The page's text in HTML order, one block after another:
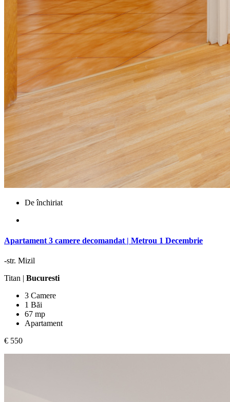
De închiriat
Apartament 3 camere decomandat | Metrou 1 Decembrie
-str. Mizil
Titan | Bucuresti
3 Camere
1 Băi
67 mp
Apartament
€ 550